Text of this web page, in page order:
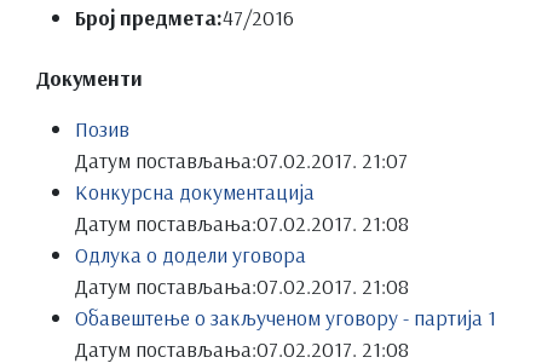
Број предмета:47/2016
Документи
Позив
Датум постављања:07.02.2017. 21:07
Конкурсна документација
Датум постављања:07.02.2017. 21:08
Одлука о додели уговора
Датум постављања:07.02.2017. 21:08
Обавештење о закљученом уговору - партија 1
Датум постављања:07.02.2017. 21:08